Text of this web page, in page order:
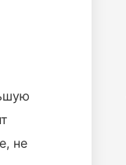
не